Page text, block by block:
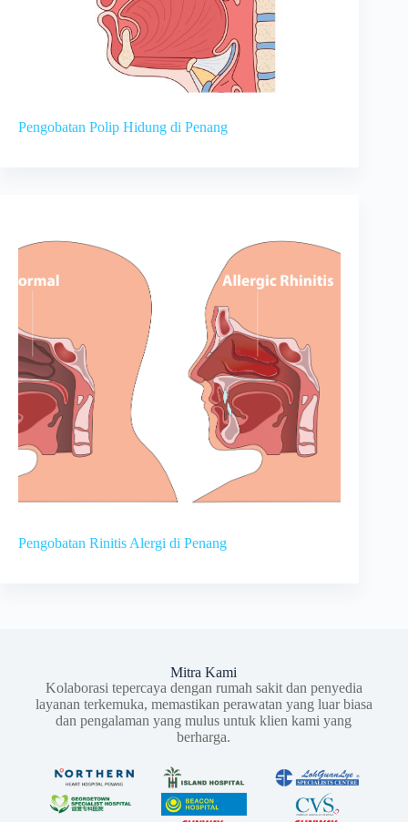
Pengobatan Polip Hidung di Penang
Pengobatan Rinitis Alergi di Penang
Mitra Kami
Kolaborasi tepercaya dengan rumah sakit dan penyedia
layanan terkemuka, memastikan perawatan yang luar biasa
dan pengalaman yang mulus untuk klien kami yang
berharga.